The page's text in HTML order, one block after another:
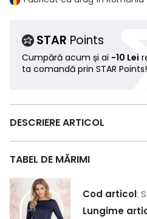
STAR Points
Cumpără acum și ai -10 Lei
ta comandă prin STAR Points!
DESCRIERE ARTICOL
TABEL DE MĂRIMI
Cod articol:
Lungime